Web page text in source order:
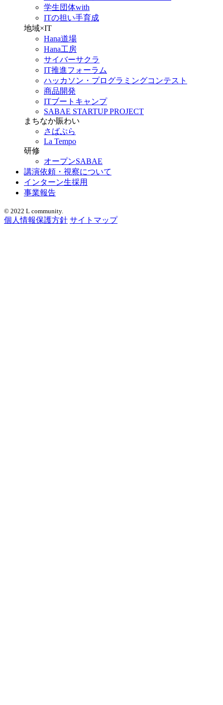
学生団体with
ITの担い手育成
地域×IT
Hana道場
Hana工房
サイバーサクラ
IT推進フォーラム
ハッカソン・プログラミングコンテスト
商品開発
ITブートキャンプ
SABAE STARTUP PROJECT
まちなか賑わい
さばぷら
La Tempo
研修
オープンSABAE
講演依頼・視察について
インターン生採用
事業報告
© 2022 L community.
個人情報保護方針 サイトマップ